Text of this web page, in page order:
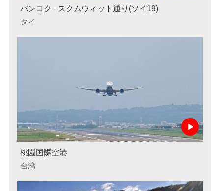
バンコク - スクムウィット通り(ソイ19)
タイ
桃園国際空港
台湾